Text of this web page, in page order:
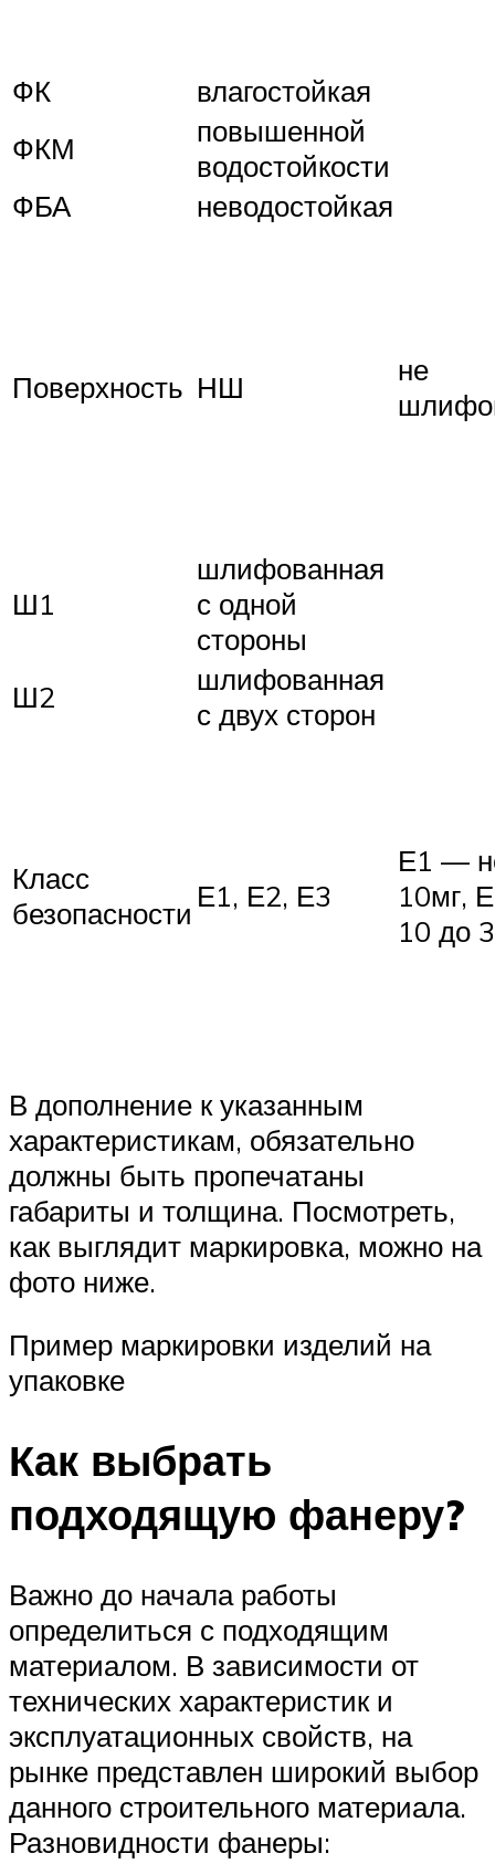
ФК
влагостойкая
ФКМ
повышенной
водостойкости
ФБА
неводостойкая
Поверхность НШ
не
Ш1
шлифованная
с одной
стороны
Ш2
шлифованная
с двух сторон
Класс
безопасности Е1, Е2, Е3
Е1 —
10мг,
10 до
В дополнение к указанным
характеристикам, обязательно
должны быть пропечатаны
габариты и толщина. Посмотреть,
как выглядит маркировка, можно на
фото ниже.
Пример маркировки изделий на
упаковке
Как выбрать
подходящую фанеру?
Важно до начала работы
определиться с подходящим
материалом. В зависимости от
технических характеристик и
эксплуатационных свойств, на
рынке представлен широкий выбор
данного строительного материала.
Разновидности фанеры: